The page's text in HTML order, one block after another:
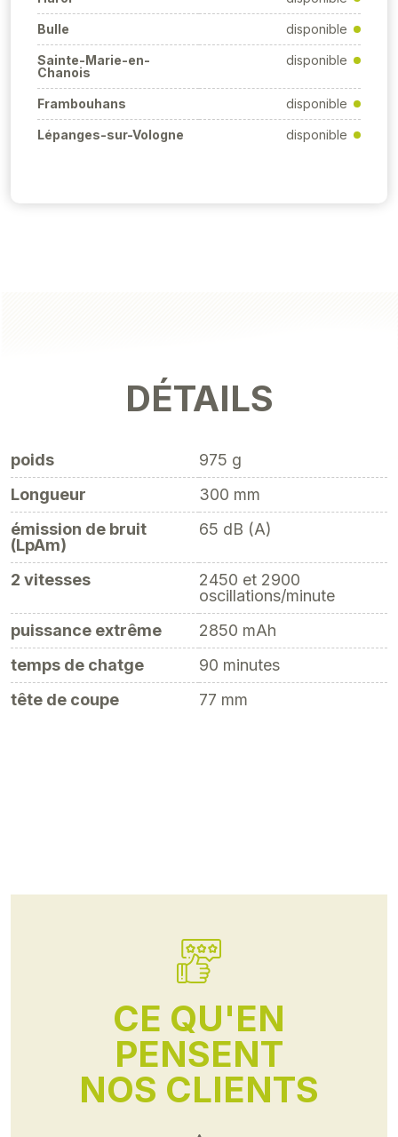
Bulle disponible
Sainte-Marie-en-
Chanois
disponible
Frambouhans disponible
Lépanges-sur-Vologne disponible
DÉTAILS
poids
975 g
Longueur
300 mm
émission de bruit
(LpAm)
65 dB (A)
2 vitesses
2450 et 2900
oscillations/minute
puissance extrême
2850 mAh
temps de chatge
90 minutes
tête de coupe
77 mm
CE QU'EN
PENSENT
NOS CLIENTS